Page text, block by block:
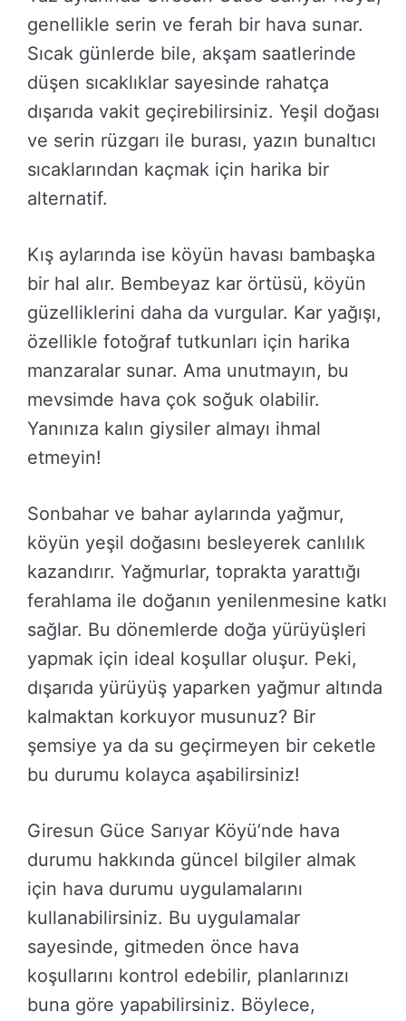
genellikle serin ve ferah bir hava sunar.
Sıcak günlerde bile, akşam saatlerinde
düşen sıcaklıklar sayesinde rahatça
dışarıda vakit geçirebilirsiniz. Yeşil doğası
ve serin rüzgarı ile burası, yazın bunaltıcı
sıcaklarından kaçmak için harika bir
alternatif.
Kış aylarında ise köyün havası bambaşka
bir hal alır. Bembeyaz kar örtüsü, köyün
güzelliklerini daha da vurgular. Kar yağışı,
özellikle fotoğraf tutkunları için harika
manzaralar sunar. Ama unutmayın, bu
mevsimde hava çok soğuk olabilir.
Yanınıza kalın giysiler almayı ihmal
etmeyin!
Sonbahar ve bahar aylarında yağmur,
köyün yeşil doğasını besleyerek canlılık
kazandırır. Yağmurlar, toprakta yarattığı
ferahlama ile doğanın yenilenmesine katkı
sağlar. Bu dönemlerde doğa yürüyüşleri
yapmak için ideal koşullar oluşur. Peki,
dışarıda yürüyüş yaparken yağmur altında
kalmaktan korkuyor musunuz? Bir
şemsiye ya da su geçirmeyen bir ceketle
bu durumu kolayca aşabilirsiniz!
Giresun Güce Sarıyar Köyü’nde hava
durumu hakkında güncel bilgiler almak
için hava durumu uygulamalarını
kullanabilirsiniz. Bu uygulamalar
sayesinde, gitmeden önce hava
koşullarını kontrol edebilir, planlarınızı
buna göre yapabilirsiniz. Böylece,